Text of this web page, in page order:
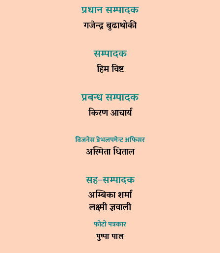
प्रधान सम्पादक
गजेन्द्र बुढाथोकी
सम्पादक
हिम विष्ट
प्रबन्ध सम्पादक
किरण आचार्य
विजनेस डेभलपमेन्ट अफिसर
अस्मिता धिताल
सह–सम्पादक
अम्बिका शर्मा
लक्ष्मी ज्ञवाली
फोटो पत्रकार
पुष्पा पाल